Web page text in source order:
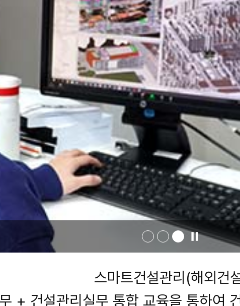
사
진
배
동
롤
멈
스마트건설관리(해외건
+ 건설관리실무 통합 교육을 통하여